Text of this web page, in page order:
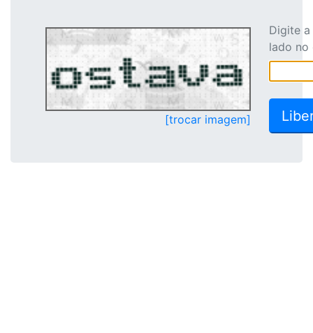
[trocar imagem]
Digite
lado no